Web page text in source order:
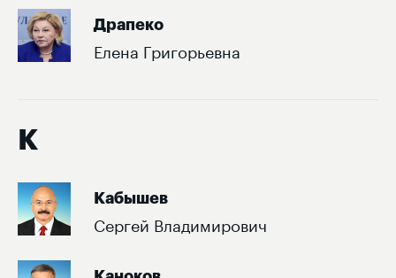
Драпеко
Елена Григорьевна
К
Кабышев
Сергей Владимирович